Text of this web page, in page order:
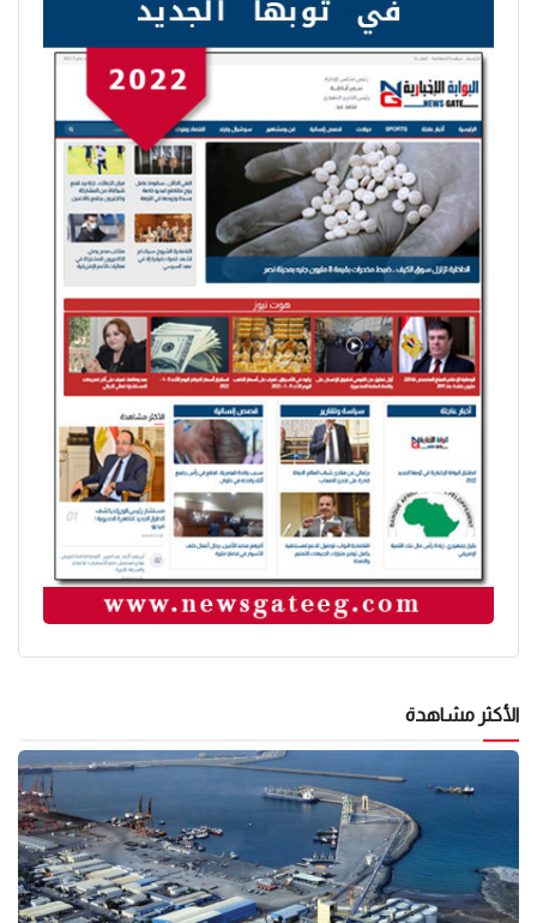
الأكثر مشاهدة